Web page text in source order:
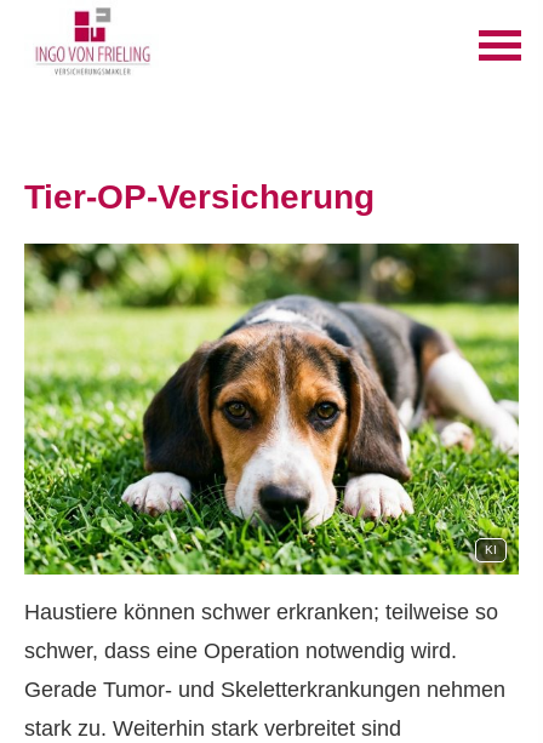
Tier-OP-Versicherung
KI
Haustiere können schwer erkranken; teilweise so
schwer, dass eine Operation notwendig wird.
Gerade Tumor- und Skeletterkrankungen nehmen
stark zu. Weiterhin stark verbreitet sind